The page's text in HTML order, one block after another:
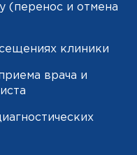
(перенос и отмена
клиники
врача и